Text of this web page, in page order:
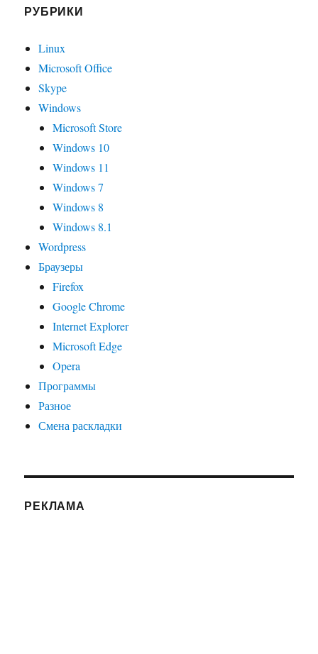
РУБРИКИ
Linux
Microsoft Office
Skype
Windows
Microsoft Store
Windows 10
Windows 11
Windows 7
Windows 8
Windows 8.1
Wordpress
Браузеры
Firefox
Google Chrome
Internet Explorer
Microsoft Edge
Opera
Программы
Разное
Смена раскладки
РЕКЛАМА